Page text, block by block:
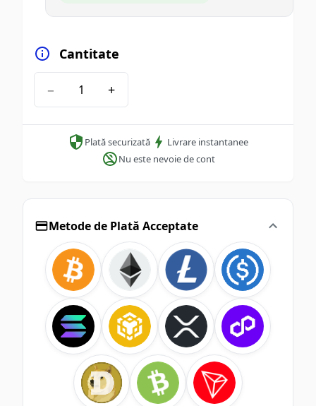
Cantitate
− +
Plată securizată
Livrare instantanee
Nu este nevoie de cont
Metode de Plată Acceptate